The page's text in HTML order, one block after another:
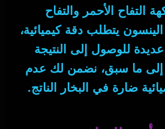
التفاح الأحمر والتفاح
يتطلب دقة كيميائية،
للوصول إلى النتيجة
إلى ما سبق، نضمن لك عدم
ضارة في البخار الناتج.